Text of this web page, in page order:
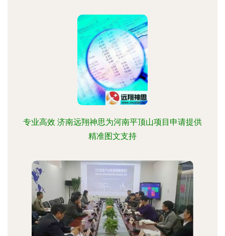
专业高效 济南远翔神思为河南平顶山项目申请提供
精准图文支持